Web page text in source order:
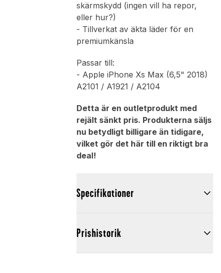
skärmskydd (ingen vill ha repor,
eller hur?)
- Tillverkat av äkta läder för en
premiumkänsla
Passar till:
- Apple iPhone Xs Max (6,5" 2018)
A2101 / A1921 / A2104
Detta är en outletprodukt med
rejält sänkt pris. Produkterna säljs
nu betydligt billigare än tidigare,
vilket gör det här till en riktigt bra
deal!
Specifikationer
Prishistorik